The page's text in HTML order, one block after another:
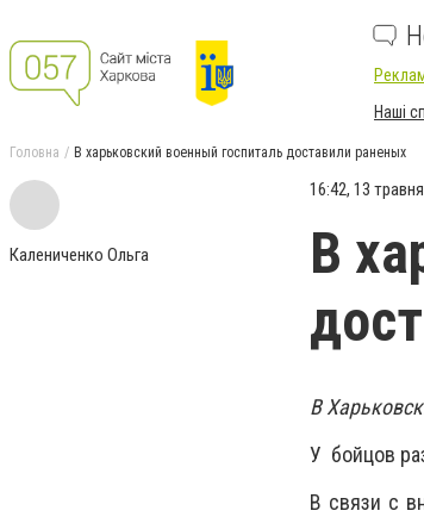
Наші
Головна В харьковский военный госпиталь доставили раненых
Калениченко Ольга
16:42, 13
В
В
У бойцов
В связи с